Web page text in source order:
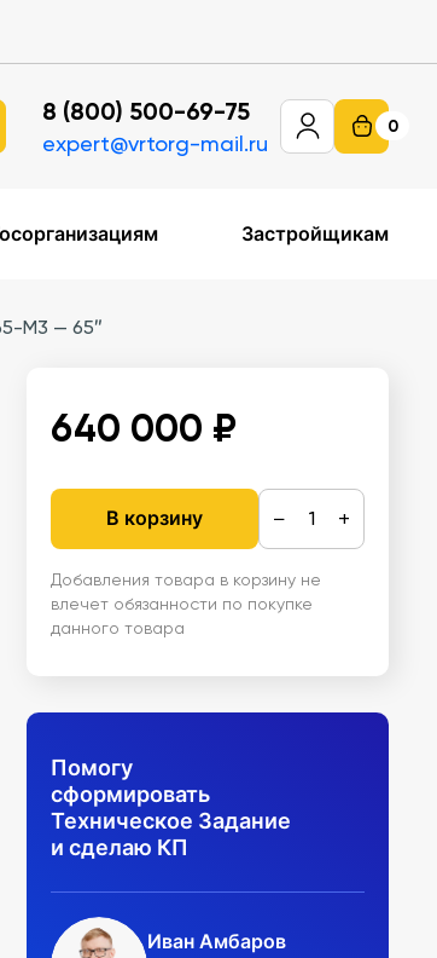
8 (800) 500-69-75
expert@vrtorg-mail.ru
0
Застройщикам
M3 — 65″
640 000 ₽
В корзину − +
Добавления товара в корзину не
влечет обязанности по покупке
данного товара
Помогу
сформировать
Техническое Задание
и сделаю КП
Иван Амбаров